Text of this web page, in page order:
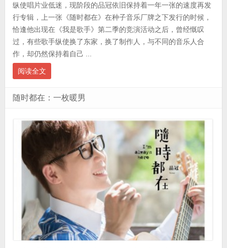
纵使唱片业低迷，现阶段的品冠依旧保持着一年一张的速度再发
行专辑，上一张《随时都在》在种子音乐厂牌之下发行的时候，
恰逢他出现在《我是歌手》第二季的竞演活动之后，曾经慨叹
过，有些歌手纵使换了东家，换了制作人，与不同的音乐人合
作，却仍然保持着自己 ...
阅读全文
随时都在：一枚暖男